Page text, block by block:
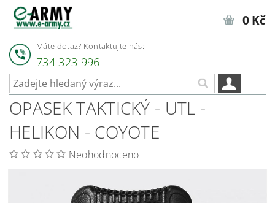
Máte dotaz? Kontaktujte nás:
734 323 996
0 Kč
OPASEK TAKTICKÝ - UTL -
HELIKON - COYOTE
Neohodnoceno